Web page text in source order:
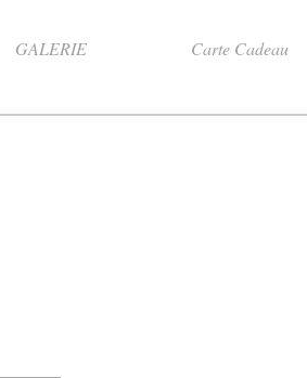
GALERIE Carte Cadeau